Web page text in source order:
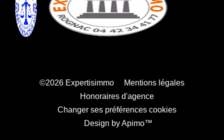
©2026 Expertisimmo
Mentions légales
Honoraires d'agence
Changer ses préférences cookies
Design byApimo™